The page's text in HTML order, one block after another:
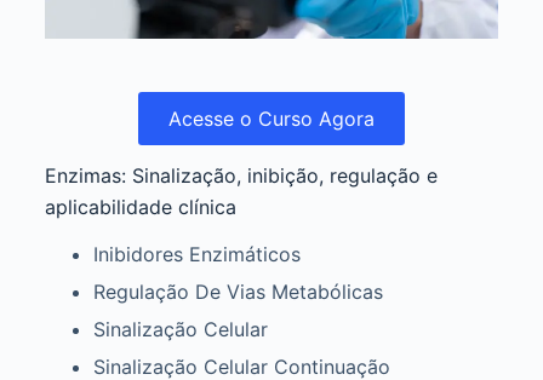
Acesse o Curso Agora
Enzimas: Sinalização, inibição, regulação e
aplicabilidade clínica
Inibidores Enzimáticos
Regulação De Vias Metabólicas
Sinalização Celular
Sinalização Celular Continuação